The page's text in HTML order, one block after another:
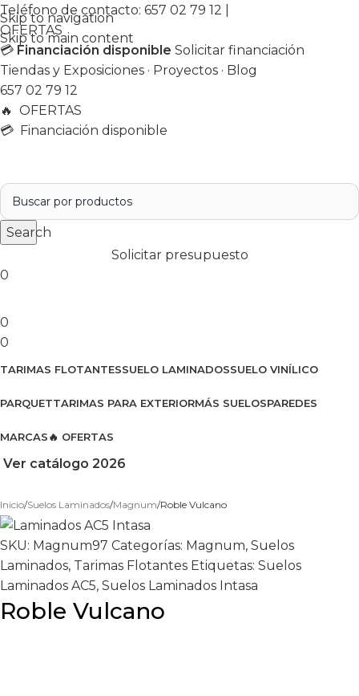
Skip to navigation
Skip to main content
Teléfono de contacto: 657 02 79 12
OFERTAS
💳 Financiación disponible Solicitar financiación
Tiendas y Exposiciones · Proyectos · Blog
657 02 79 12
🔥 OFERTAS
💳 Financiación disponible
Search
Solicitar presupuesto
0
0
0
TARIMAS FLOTANTESSUELO LAMINADOSSUELO VINÍLICO
PARQUETTARIMAS PARA EXTERIORMÁS SUELOSPAREDES
MARCAS🔥 OFERTAS
Ver catálogo 2026
Inicio Suelos Laminados Magnum Roble Vulcano
SKU: Magnum97 Categorías: Magnum, Suelos
Laminados, Tarimas Flotantes Etiquetas: Suelos
Laminados AC5, Suelos Laminados Intasa
Roble Vulcano